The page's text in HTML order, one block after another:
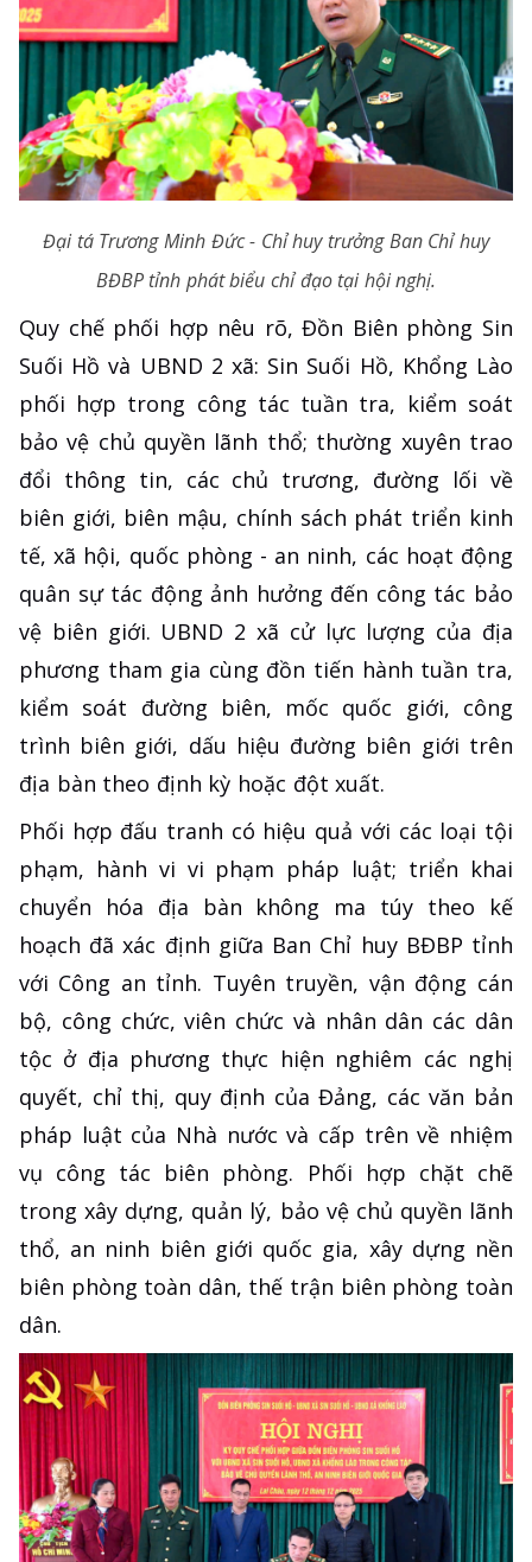
Đại tá Trương Minh Đức - Chỉ huy trưởng Ban Chỉ huy
BĐBP tỉnh phát biểu chỉ đạo tại hội nghị.
Quy chế phối hợp nêu rõ, Đồn Biên phòng Sin
Suối Hồ và UBND 2 xã: Sin Suối Hồ, Khổng Lào
phối hợp trong công tác tuần tra, kiểm soát
bảo vệ chủ quyền lãnh thổ; thường xuyên trao
đổi thông tin, các chủ trương, đường lối về
biên giới, biên mậu, chính sách phát triển kinh
tế, xã hội, quốc phòng - an ninh, các hoạt động
quân sự tác động ảnh hưởng đến công tác bảo
vệ biên giới. UBND 2 xã cử lực lượng của địa
phương tham gia cùng đồn tiến hành tuần tra,
kiểm soát đường biên, mốc quốc giới, công
trình biên giới, dấu hiệu đường biên giới trên
địa bàn theo định kỳ hoặc đột xuất.
Phối hợp đấu tranh có hiệu quả với các loại tội
phạm, hành vi vi phạm pháp luật; triển khai
chuyển hóa địa bàn không ma túy theo kế
hoạch đã xác định giữa Ban Chỉ huy BĐBP tỉnh
với Công an tỉnh. Tuyên truyền, vận động cán
bộ, công chức, viên chức và nhân dân các dân
tộc ở địa phương thực hiện nghiêm các nghị
quyết, chỉ thị, quy định của Đảng, các văn bản
pháp luật của Nhà nước và cấp trên về nhiệm
vụ công tác biên phòng. Phối hợp chặt chẽ
trong xây dựng, quản lý, bảo vệ chủ quyền lãnh
thổ, an ninh biên giới quốc gia, xây dựng nền
biên phòng toàn dân, thế trận biên phòng toàn
dân.